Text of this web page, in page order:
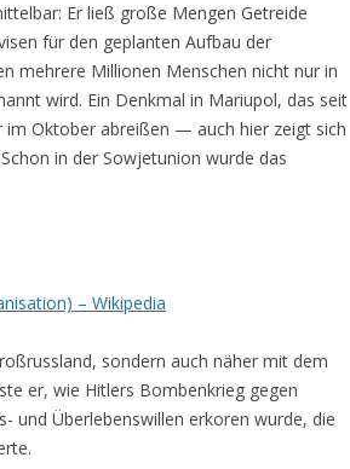
Er ließ große Mengen Getreide
für den geplanten Aufbau der
mehrere Millionen Menschen nicht nur in
wird. Ein Denkmal in Mariupol, das seit
im Oktober abreißen — auch hier zeigt sich
in der Sowjetunion wurde das
– Wikipedia
sondern auch näher mit dem
er, wie Hitlers Bombenkrieg gegen
und Überlebenswillen erkoren wurde, die